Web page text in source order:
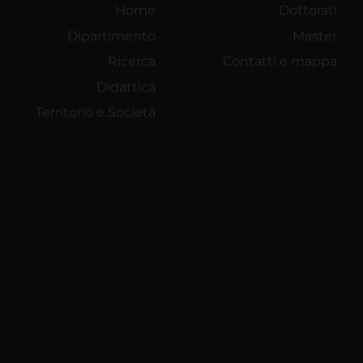
Home
Dipartimento
Ricerca
Didattica
Territorio e Società
Dottorati
Master
Contatti e mappa